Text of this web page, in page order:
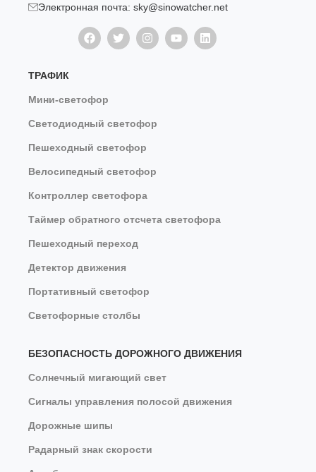
Электронная почта: sky@sinowatcher.net
ТРАФИК
Мини-светофор
Светодиодный светофор
Пешеходный светофор
Велосипедный светофор
Контроллер светофора
Таймер обратного отсчета светофора
Пешеходный переход
Детектор движения
Портативный светофор
Светофорные столбы
БЕЗОПАСНОСТЬ ДОРОЖНОГО ДВИЖЕНИЯ
Солнечный мигающий свет
Сигналы управления полосой движения
Дорожные шипы
Радарный знак скорости